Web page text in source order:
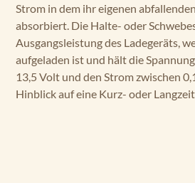
Strom in dem ihr eigenen
absorbiert. Die Halte- oder
Ausgangsleistung des Ladegeräts,
aufgeladen ist und hält die
13,5 Volt und den Strom zwischen
Hinblick auf eine Kurz- oder